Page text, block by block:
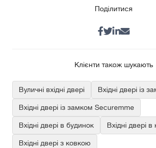
Поділитися
Клієнти також шукають
Вуличні вхідні двері Вхідні двері із
Вхідні двері із замком Securemme
Вхідні двері в будинок Вхідні двері
Вхідні двері з ковкою